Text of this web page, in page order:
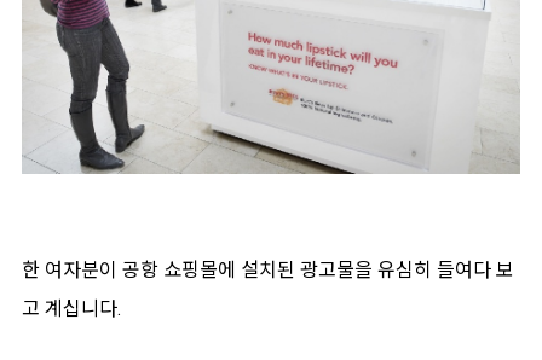
한 여자분이 공항 쇼핑몰에 설치된 광고물을 유심히 들여다 보
고 계십니다.